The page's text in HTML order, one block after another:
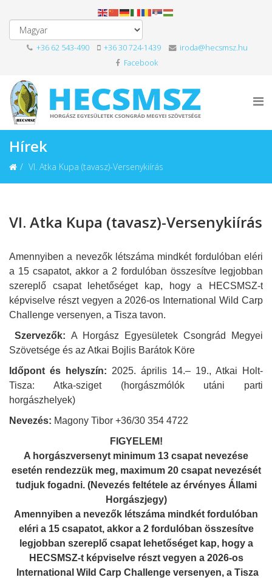
+36 62 543-490 +36 30 724-1439
iroda@hecsmsz.hu
Facebook
Hírek
VI. Atka Kupa (tavasz)-Versenykiírás
VI. Atka Kupa (tavasz)-Versenykiírás
Amennyiben a nevezők létszáma mindkét fordulóban eléri
a 15 csapatot, akkor a 2 fordulóban összesítve legjobban
szereplő csapat lehetőséget kap, hogy a HECSMSZ-t
képviselve részt vegyen a 2026-os International Wild Carp
Challenge versenyen, a Tisza tavon.
Szervezők: A Horgász Egyesületek Csongrád Megyei
Szövetsége és az Atkai Bojlis Barátok Köre
Időpont és helyszín: 2025. április 14.– 19., Atkai Holt-
Tisza: Atka-sziget (horgászmólók utáni parti
horgászhelyek)
Nevezés: Magony Tibor +36/30 354 4722
FIGYELEM!
A horgászversenyt minimum 13 csapat nevezése
esetén rendezzük meg, maximum 20 csapat nevezését
tudjuk fogadni. (Nevezés feltétele az érvényes Állami
Horgászjegy)
Amennyiben a nevezők létszáma mindkét fordulóban
eléri a 15 csapatot, akkor a 2 fordulóban összesítve
legjobban szereplő csapat lehetőséget kap, hogy a
HECSMSZ-t képviselve részt vegyen a 2026-os
International Wild Carp Challenge versenyen, a Tisza